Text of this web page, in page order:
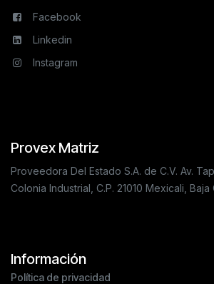
Facebook
Linkedin
Instagram
Provex Matriz
Proveedora Del Estado S.A. de C.V. Av.
Colonia Industrial, C.P. 21010 Mexicali, Baja
Información
Política de privacidad